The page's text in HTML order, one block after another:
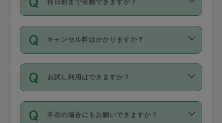
時間も被らない場合、損害保険の対象外
社員など様々なバックグラウンドの方が
登録しています。
日本語も話せる方など様々です。
ールに記載していますので、各自の得意
を依頼してください。
確認しています。タスカジさんトレーニ
ング動画を使ったセルフトレーニングの
現場トライアルを受け、合格したタスカ
ジさんが活動されています。
※テストセンターの講評は１件目のレビュ
を通して成立した作業時間内での作業に
適用されます。作業範囲は、掃除、洗
です。作業中に物を壊したり、人にけが
をさせたりした場合が対象で、補償金額
す。
写真を撮り、
ご依頼は、現在を起点に3日後（72時間
以降）の日時から受付可能となっていま
す。
タスカジさんへ「募集」をかけることが
可能です。
キャンセル料はかかりますか？
キャンセル料には、以下の2種類がありま
す。
1. 直前キャンセル（定期、スポット契約
お試し利用はできますか？
「お試し利用」というメニューはありま
せんが、「一回のみ」依頼を活用するこ
不在の場合にもお願いできますか？